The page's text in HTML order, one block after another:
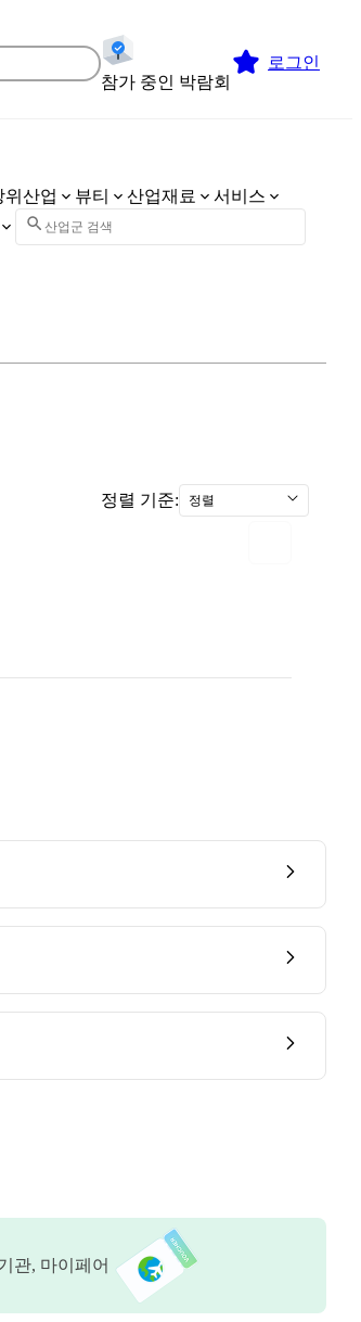
참가 중인 박람회
로그인
위산업 뷰티 산업재료
서비스
정렬 기준: 정렬
관, 마이페어